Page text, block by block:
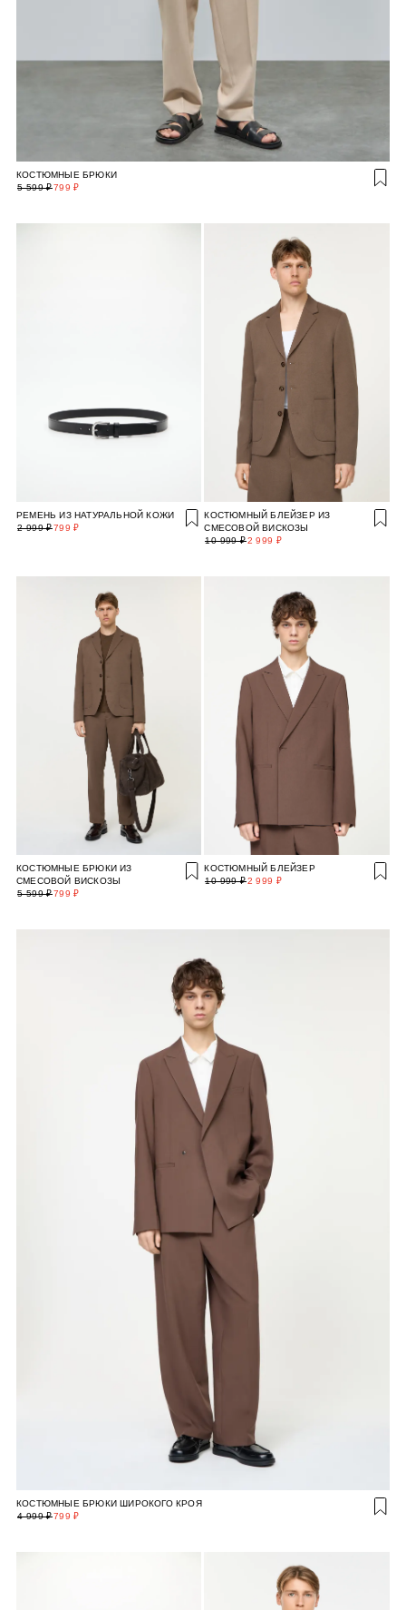
КОСТЮМНЫЕ БРЮКИ
799 ₽
5 599 ₽
РЕМЕНЬ ИЗ НАТУРАЛЬНОЙ КОЖИ
799 ₽
2 999 ₽
КОСТЮМНЫЙ БЛЕЙЗЕР ИЗ
СМЕСОВОЙ ВИСКОЗЫ
2 999 ₽
10 999 ₽
КОСТЮМНЫЕ БРЮКИ ИЗ
СМЕСОВОЙ ВИСКОЗЫ
799 ₽
5 599 ₽
КОСТЮМНЫЙ БЛЕЙЗЕР
2 999 ₽
10 999 ₽
КОСТЮМНЫЕ БРЮКИ ШИРОКОГО КРОЯ
799 ₽
4 999 ₽